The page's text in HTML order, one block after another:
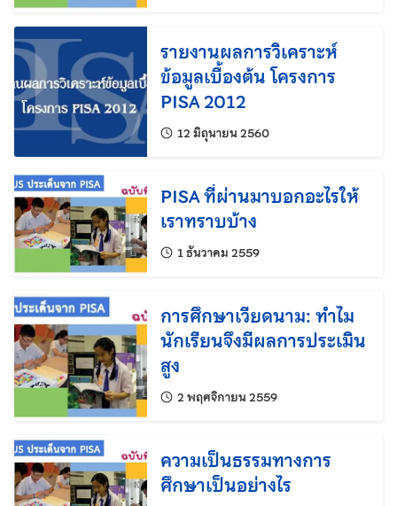
รายงานผลการวิเคราะห์
ข้อมูลเบื้องต้น โครงการ
PISA 2012
12 มิถุนายน 2560แก้ไขล่าสุดเมื่อ:
PISA ที่ผ่านมาบอกอะไรให้
เราทราบบ้าง
1 ธันวาคม 2559แก้ไขล่าสุดเมื่อ:
การศึกษาเวียดนาม: ทำไม
นักเรียนจึงมีผลการประเมิน
สูง
2 พฤศจิกายน 2559แก้ไขล่าสุดเมื่อ:
ความเป็นธรรมทางการ
ศึกษาเป็นอย่างไร